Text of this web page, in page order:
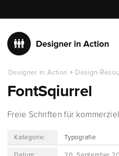
Designer in Action Design-
FontSqiurrel
Freie Schriften für
Kategorie: Typografie